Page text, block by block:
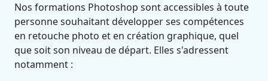
Nos formations Photoshop sont accessibles à toute
personne souhaitant développer ses compétences
en retouche photo et en création graphique, quel
que soit son niveau de départ. Elles s'adressent
notamment :